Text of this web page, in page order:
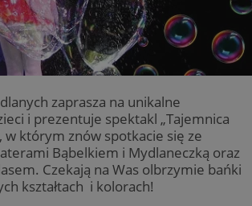
zaprasza na unikalne
i prezentuje spektakl „Tajemnica
w którym znów spotkacie się ze
Bąbelkiem i Mydlaneczką oraz
Czekają na Was olbrzymie bańki
kształtach i kolorach!